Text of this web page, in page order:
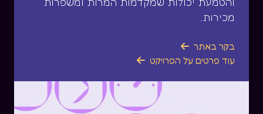
מכירות.
בקר באתר 
עוד פרטים על הפרויקט 